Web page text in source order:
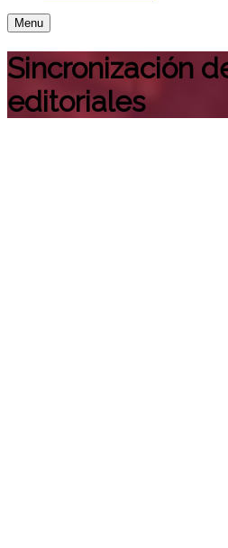
Menu
Sincronización
editoriales